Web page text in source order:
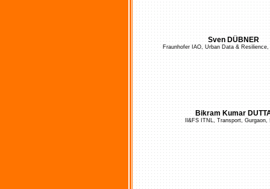
Sven DÜBNER
Fraunhofer IAO, Urban Data &
Bikram Kumar
Il&FS ITNL, Transport, Gurgaon,